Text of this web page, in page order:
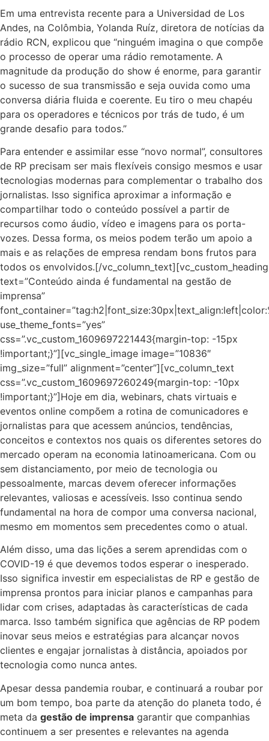
Em uma entrevista recente para a Universidad de Los
Andes, na Colômbia, Yolanda Ruíz, diretora de notícias da
rádio RCN, explicou que “ninguém imagina o que compõe
o processo de operar uma rádio remotamente. A
magnitude da produção do show é enorme, para garantir
o sucesso de sua transmissão e seja ouvida como uma
conversa diária fluida e coerente. Eu tiro o meu chapéu
para os operadores e técnicos por trás de tudo, é um
grande desafio para todos.”
Para entender e assimilar esse “novo normal”, consultores
de RP precisam ser mais flexíveis consigo mesmos e usar
tecnologias modernas para complementar o trabalho dos
jornalistas. Isso significa aproximar a informação e
compartilhar todo o conteúdo possível a partir de
recursos como áudio, vídeo e imagens para os porta-
vozes. Dessa forma, os meios podem terão um apoio a
mais e as relações de empresa rendam bons frutos para
todos os envolvidos.[/vc_column_text][vc_custom_heading
text=”Conteúdo ainda é fundamental na gestão de
imprensa”
use_theme_fonts=”yes”
css=”.vc_custom_1609697221443{margin-top: -15px
!important;}”][vc_single_image image=”10836″
img_size=”full” alignment=”center”][vc_column_text
css=”.vc_custom_1609697260249{margin-top: -10px
!important;}”]Hoje em dia, webinars, chats virtuais e
eventos online compõem a rotina de comunicadores e
jornalistas para que acessem anúncios, tendências,
conceitos e contextos nos quais os diferentes setores do
mercado operam na economia latinoamericana. Com ou
sem distanciamento, por meio de tecnologia ou
pessoalmente, marcas devem oferecer informações
relevantes, valiosas e acessíveis. Isso continua sendo
fundamental na hora de compor uma conversa nacional,
mesmo em momentos sem precedentes como o atual.
Além disso, uma das lições a serem aprendidas com o
COVID-19 é que devemos todos esperar o inesperado.
Isso significa investir em especialistas de RP e gestão de
imprensa prontos para iniciar planos e campanhas para
lidar com crises, adaptadas às características de cada
marca. Isso também significa que agências de RP podem
inovar seus meios e estratégias para alcançar novos
clientes e engajar jornalistas à distância, apoiados por
tecnologia como nunca antes.
Apesar dessa pandemia roubar, e continuará a roubar por
um bom tempo, boa parte da atenção do planeta todo, é
meta da gestão de imprensa garantir que companhias
continuem a ser presentes e relevantes na agenda